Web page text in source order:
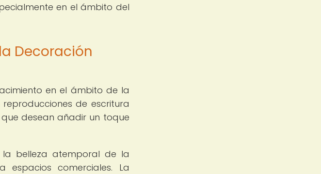
en el ámbito del
Decoración
en el ámbito de la
de escritura
desean añadir un toque
la belleza atemporal de la
espacios comerciales. La